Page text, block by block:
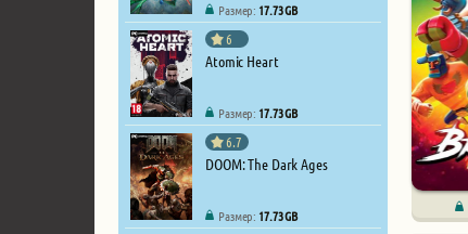
Размер: 17.73 GB
6
Atomic Heart
Размер: 17.73 GB
6.7
DOOM: The Dark Ages
Размер: 17.73 GB